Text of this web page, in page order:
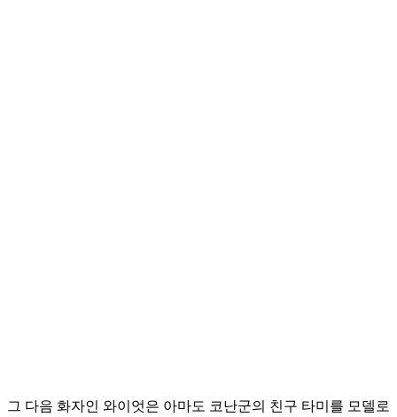
그 다음 화자인 와이엇은 아마도 코난군의 친구 타미를 모델로